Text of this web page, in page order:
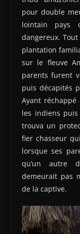
pour double
lointain pays
dangereux.
plantation
sur le fleuve
parents furent
puis décapités
Ayant
les indiens
trouva un
fier chasseur
lorsque ses
qu’un autre
demeurait pas
de la captive.